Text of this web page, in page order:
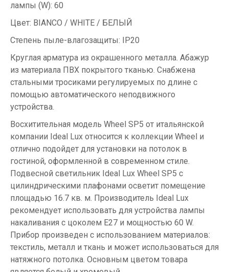
лампы (W): 60
Цвет: BIANCO / WHITE / БЕЛЫЙ
Степень пыле-влагозащиты: IP20
Круглая арматура из окрашенного металла. Абажур
из материала ПВХ покрытого тканью. Снабжена
стальными тросиками регулируемых по длине с
помощью автоматического неподвижного
устройства.
Восхитительная модель Wheel SP5 от итальянской
компании Ideal Lux относится к коллекции Wheel и
отлично подойдет для установки на потолок в
гостиной, оформленной в современном стиле.
Подвесной светильник Ideal Lux Wheel SP5 с
цилиндрическими плафонами осветит помещение
площадью 16.7 кв. м. Производитель Ideal Lux
рекомендует использовать для устройства лампы
накаливания с цоколем E27 и мощностью 60 W.
Прибор произведен с использованием материалов:
текстиль, металл и ткань и может использоваться для
натяжного потолка. Основным цветом товара